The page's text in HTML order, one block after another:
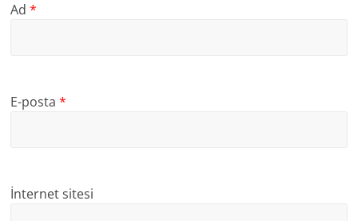
Ad*
E-posta*
İnternet sitesi